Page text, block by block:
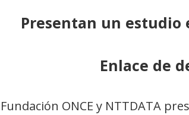
Presentan un estudio
Enlace de
Fundación ONCE y NTTDATA